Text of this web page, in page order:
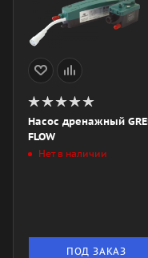
Насос дренажный
FLOW
Нет в наличии
ПОД ЗАКАЗ